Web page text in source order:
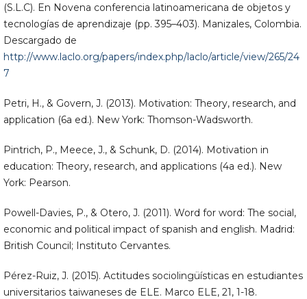
(S.L.C). En Novena conferencia latinoamericana de objetos y
tecnologías de aprendizaje (pp. 395–403). Manizales, Colombia.
Descargado de
http://www.laclo.org/papers/index.php/laclo/article/view/265/24
7
Petri, H., & Govern, J. (2013). Motivation: Theory, research, and
application (6a ed.). New York: Thomson-Wadsworth.
Pintrich, P., Meece, J., & Schunk, D. (2014). Motivation in
education: Theory, research, and applications (4a ed.). New
York: Pearson.
Powell-Davies, P., & Otero, J. (2011). Word for word: The social,
economic and political impact of spanish and english. Madrid:
British Council; Instituto Cervantes.
Pérez-Ruiz, J. (2015). Actitudes sociolingüísticas en estudiantes
universitarios taiwaneses de ELE. Marco ELE, 21, 1-18.